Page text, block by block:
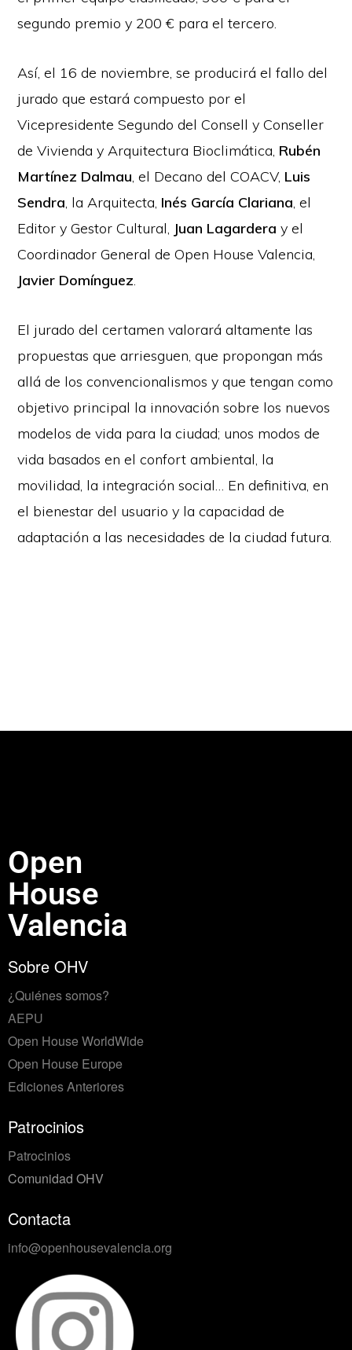
segundo premio y 200 € para el tercero.
Así, el 16 de noviembre, se producirá el fallo del
jurado que estará compuesto por el
Vicepresidente Segundo del Consell y Conseller
de Vivienda y Arquitectura Bioclimática, Rubén
Martínez Dalmau, el Decano del COACV, Luis
Sendra, la Arquitecta, Inés García Clariana, el
Editor y Gestor Cultural, Juan Lagardera y el
Coordinador General de Open House Valencia,
Javier Domínguez.
El jurado del certamen valorará altamente las
propuestas que arriesguen, que propongan más
allá de los convencionalismos y que tengan como
objetivo principal la innovación sobre los nuevos
modelos de vida para la ciudad; unos modos de
vida basados en el confort ambiental, la
movilidad, la integración social… En definitiva, en
el bienestar del usuario y la capacidad de
adaptación a las necesidades de la ciudad futura.
Open
House
Valencia
Sobre OHV
¿Quiénes somos?
AEPU
Open House WorldWide
Open House Europe
Ediciones Anteriores
Patrocinios
Patrocinios
Comunidad OHV
Contacta
info@openhousevalencia.org